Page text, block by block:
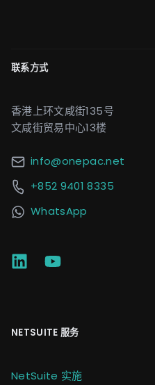
联系方式
香港上环文咸街135号
文咸街贸易中心13楼
info@onepac.net
+852 9401 8335
WhatsApp
NETSUITE 服务
NetSuite 实施